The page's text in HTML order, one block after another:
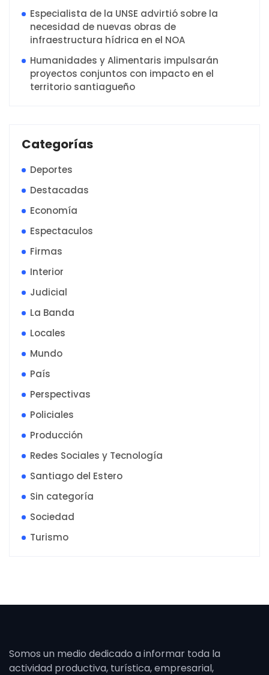
Especialista de la UNSE advirtió sobre la
necesidad de nuevas obras de
infraestructura hídrica en el NOA
Humanidades y Alimentaris impulsarán
proyectos conjuntos con impacto en el
territorio santiagueño
Categorías
Deportes
Destacadas
Economía
Espectaculos
Firmas
Interior
Judicial
La Banda
Locales
Mundo
País
Perspectivas
Policiales
Producción
Redes Sociales y Tecnología
Santiago del Estero
Sin categoría
Sociedad
Turismo
Somos un medio dedicado a informar toda la
actividad productiva, turística, empresarial,